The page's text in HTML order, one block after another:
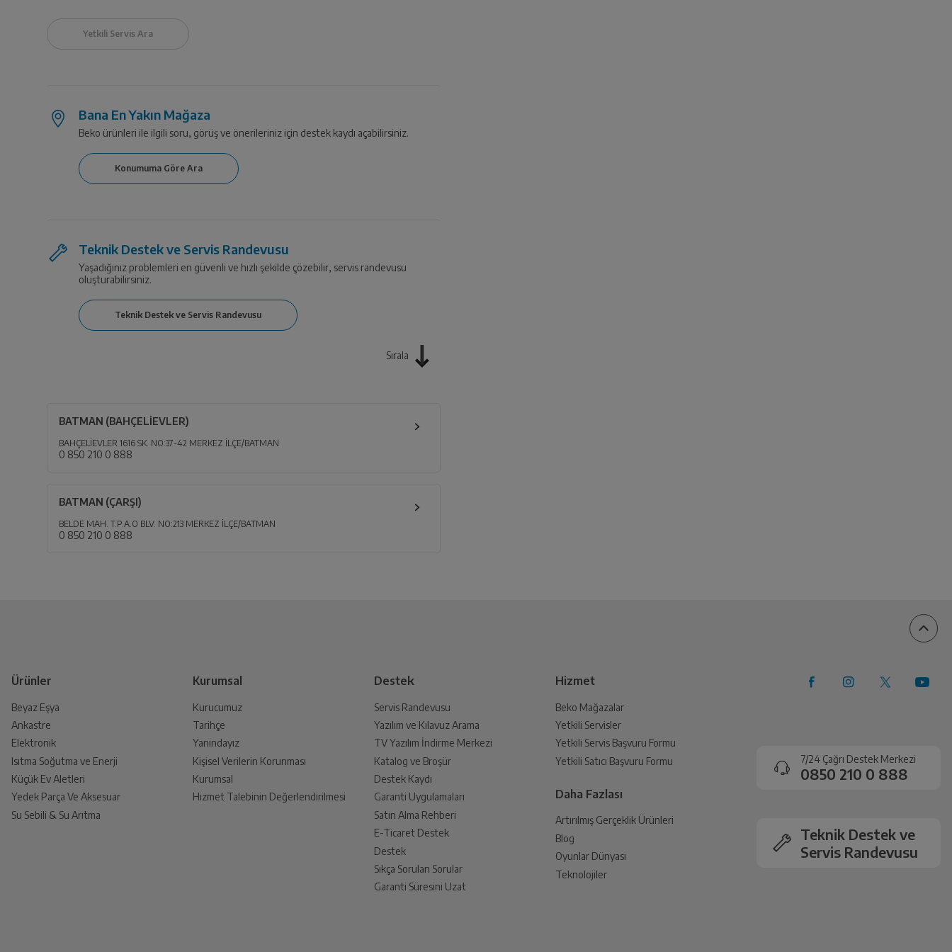
Bana En Yakın Mağaza
Beko ürünleri ile ilgili soru, görüş ve önerileriniz için destek kaydı açabilirsiniz.
Teknik Destek ve Servis Randevusu
Yaşadığınız problemleri en güvenli ve hızlı şekilde çözebilir, servis randevusu
oluşturabilirsiniz.
Sırala
BATMAN (BAHÇELİEVLER)
BAHÇELİEVLER 1616 SK. NO:37-42 MERKEZ İLÇE/BATMAN
0 850 210 0 888
BATMAN (ÇARŞI)
BELDE MAH. T.P.A.O BLV. NO:213 MERKEZ İLÇE/BATMAN
0 850 210 0 888
Ürünler
Beyaz Eşya
Ankastre
Elektronik
Isıtma Soğutma ve Enerji
Küçük Ev Aletleri
Yedek Parça Ve Aksesuar
Su Sebili & Su Arıtma
Kurumsal
Kurucumuz
Tarihçe
Yanındayız
Kişisel Verilerin Korunması
Kurumsal
Hizmet Talebinin Değerlendirilmesi
Destek
Servis Randevusu
Yazılım ve Kılavuz Arama
TV Yazılım İndirme Merkezi
Katalog ve Broşür
Destek Kaydı
Garanti Uygulamaları
Satın Alma Rehberi
E-Ticaret Destek
Destek
Sıkça Sorulan Sorular
Garanti Süresini Uzat
Hizmet
Beko Mağazalar
Yetkili Servisler
Yetkili Servis Başvuru Formu
Yetkili Satıcı Başvuru Formu
Daha Fazlası
Artırılmış Gerçeklik Ürünleri
Blog
Oyunlar Dünyası
Teknolojiler
7/24 Çağrı Destek Merkezi
0850 210 0 888
Teknik Destek ve
Servis Randevusu